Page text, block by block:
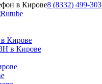
в Кирове8 (8332) 499-303